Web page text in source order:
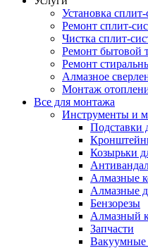
Установка
Ремонт сплит-
Чистка сплит-
Ремонт бытовой
Ремонт
Алмазное
Монтаж
Все для монтажа
Инструменты и
Подставки
Козырьки
Алмазные
Алмазные
Бензорезы
Алмазный
Запчасти
Вакуумные